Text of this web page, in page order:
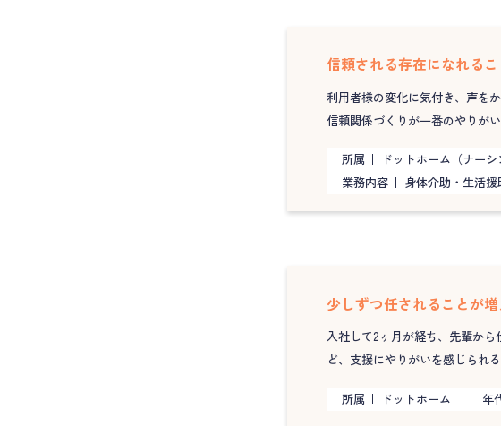
信頼される存在になれる
利用者様の変化に気付き、声を
信頼関係づくりが一番のやりがい
所属 ドットホーム（ナーシ
業務内容
身体介助・生活
少しずつ任されることが
入社して2ヶ月が経ち、先輩か
ど、支援にやりがいを感じられ
所属 ドットホーム 年